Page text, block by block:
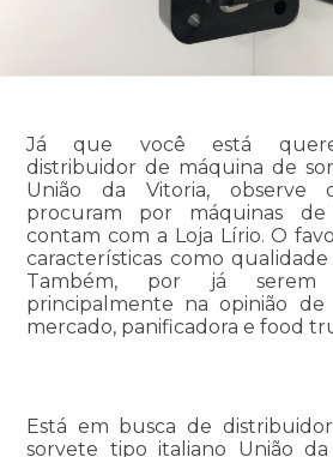
Já que você está
distribuidor de máquina de
União da Vitoria, observe
procuram por máquinas de
contam com a Loja Lírio. O
características como
Também, por já serem
principalmente na opinião de
mercado, panificadora e food
Está em busca de
sorvete tipo italiano União